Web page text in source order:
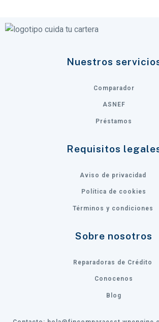
Nuestros
Comparador
ASNEF
Préstamos
Requisitos
Aviso de privacidad
Política de cookies
Términos y condiciones
Sobre nosotros
Reparadoras de Crédito
Conocenos
Blog